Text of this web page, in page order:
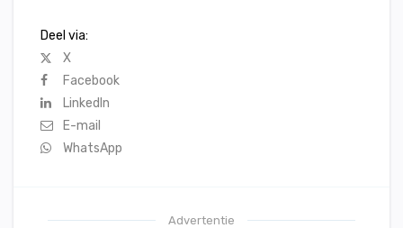
Deel via:
X
Facebook
LinkedIn
E-mail
WhatsApp
Advertentie